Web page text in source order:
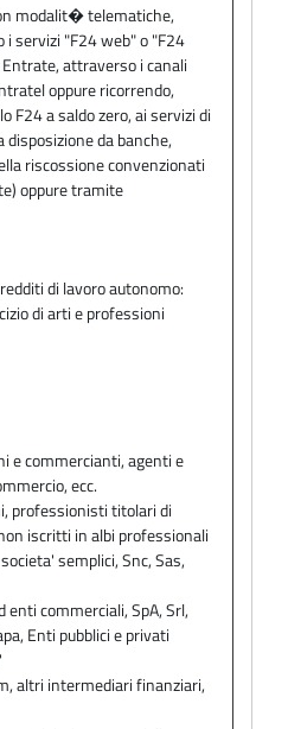
modalit� telematiche,
servizi "F24 web" o "F24
attraverso i canali
oppure ricorrendo,
F24 a saldo zero, ai servizi di
da banche,
riscossione convenzionati
oppure tramite
di lavoro autonomo:
di arti e professioni
e commercianti, agenti e
ecc.
professionisti titolari di
iscritti in albi professionali
semplici, Snc, Sas,
enti commerciali, SpA, Srl,
Enti pubblici e privati
altri intermediari finanziari,